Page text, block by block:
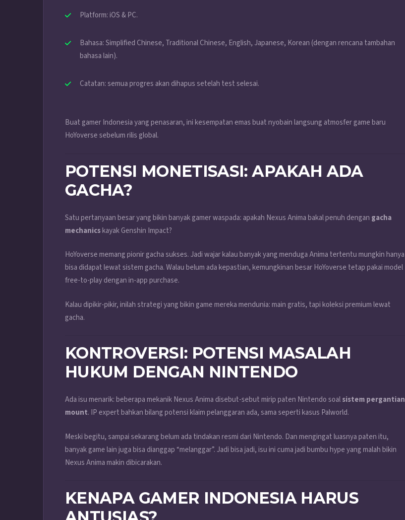
Platform: iOS & PC.
Bahasa: Simplified Chinese, Traditional Chinese, English, Japanese, Korean (dengan rencana tambahan
bahasa lain).
Catatan: semua progres akan dihapus setelah test selesai.
Buat gamer Indonesia yang penasaran, ini kesempatan emas buat nyobain langsung atmosfer game baru
HoYoverse sebelum rilis global.
POTENSI MONETISASI: APAKAH ADA
GACHA?
Satu pertanyaan besar yang bikin banyak gamer waspada: apakah Nexus Anima bakal penuh dengan gacha
mechanicskayak Genshin Impact?
HoYoverse memang pionir gacha sukses. Jadi wajar kalau banyak yang menduga Anima tertentu mungkin hanya
bisa didapat lewat sistem gacha. Walau belum ada kepastian, kemungkinan besar HoYoverse tetap pakai model
free-to-play dengan in-app purchase.
Kalau dipikir-pikir, inilah strategi yang bikin game mereka mendunia: main gratis, tapi koleksi premium lewat
gacha.
KONTROVERSI: POTENSI MASALAH
HUKUM DENGAN NINTENDO
Ada isu menarik: beberapa mekanik Nexus Anima disebut-sebut mirip paten Nintendo soalsistem pergantian
mount. IP expert bahkan bilang potensi klaim pelanggaran ada, sama seperti kasus Palworld.
Meski begitu, sampai sekarang belum ada tindakan resmi dari Nintendo. Dan mengingat luasnya paten itu,
banyak game lain juga bisa dianggap “melanggar”. Jadi bisa jadi, isu ini cuma jadi bumbu hype yang malah bikin
Nexus Anima makin dibicarakan.
KENAPA GAMER INDONESIA HARUS